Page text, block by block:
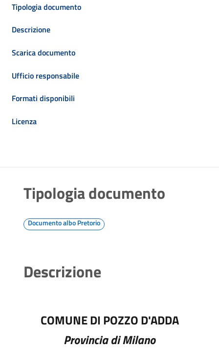
Tipologia documento
Descrizione
Scarica documento
Ufficio responsabile
Formati disponibili
Licenza
Tipologia documento
Documento albo Pretorio
Descrizione
COMUNE DI POZZO D'ADDA
Provincia di Milano